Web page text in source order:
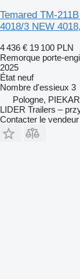
Temared TM-
4018/3 NEW
4 436 € 19 100 PLN
Remorque porte-
2025
État neuf
Nombre d'essieux 3
Pologne,
LIDER Trailers –
Contacter le vendeur